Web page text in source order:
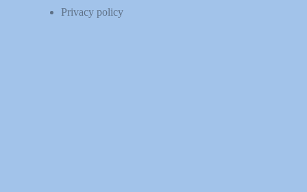
Privacy policy